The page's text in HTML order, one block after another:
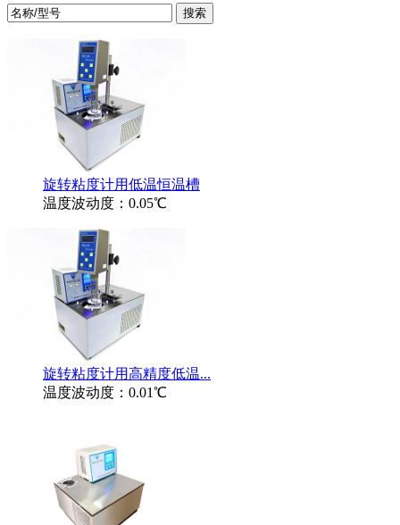
旋转粘度计用低温恒温槽
温度波动度：0.05℃
旋转粘度计用高精度低温...
温度波动度：0.01℃